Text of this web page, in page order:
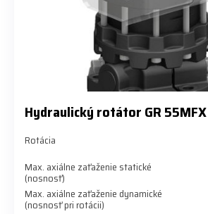
Hydraulický rotátor GR 55MFX
Rotácia
Max. axiálne zaťaženie statické
(nosnosť)
Max. axiálne zaťaženie dynamické
(nosnosť pri rotácii)